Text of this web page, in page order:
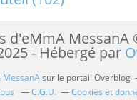
d'eMmA
- Hébergé par
MessanAsur le portail Overblog
C.G.U.
Cookies et